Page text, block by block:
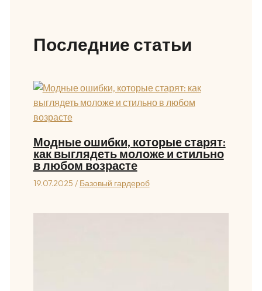
Последние статьи
Модные ошибки, которые старят:
как выглядеть моложе и стильно
в любом возрасте
19.07.2025 / Базовый гардероб